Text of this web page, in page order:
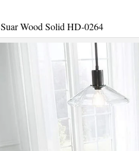
Suar Wood Solid HD-0264